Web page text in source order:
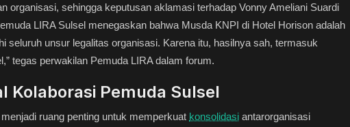
organisasi, sehingga keputusan aklamasi terhadap Vonny Ameliani Suardi
LIRA Sulsel menegaskan bahwa Musda KNPI di Hotel Horison adalah
seluruh unsur legalitas organisasi. Karena itu, hasilnya sah, termasuk
tegas perwakilan Pemuda LIRA dalam forum.
Kolaborasi Pemuda Sulsel
ruang penting untuk memperkuat konsolidasi antarorganisasi